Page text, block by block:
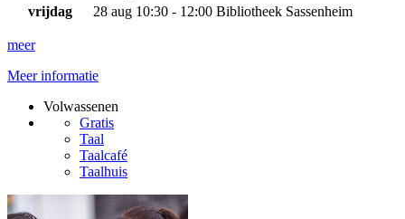
vrijdag
28 aug 10:30 - 12:00 Bibliotheek Sassenheim
meer
Meer informatie
Volwassenen
Gratis
Taal
Taalcafé
Taalhuis